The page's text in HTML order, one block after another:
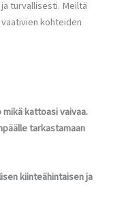
turvallisesti. Meiltä
kohteiden
kattoasi vaivaa.
tarkastamaan
kiinteähintaisen ja